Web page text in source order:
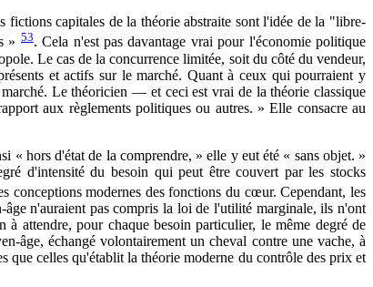
capitales de la théorie abstraite sont l'idée de la "libre-
»53. Cela n'est pas davantage vrai pour l'économie politique
Le cas de la concurrence limitée, soit du côté du vendeur,
et actifs sur le marché. Quant à ceux qui pourraient y
Le théoricien — et ceci est vrai de la théorie classique
aux règlements politiques ou autres. » Elle consacre au
« hors d'état de la comprendre, » elle y eut été « sans objet. »
d'intensité du besoin qui peut être couvert par les stocks
conceptions modernes des fonctions du cœur. Cependant, les
n'auraient pas compris la loi de l'utilité marginale, ils n'ont
attendre, pour chaque besoin particulier, le même degré de
âge, échangé volontairement un cheval contre une vache, à
que celles qu'établit la théorie moderne du contrôle des prix et